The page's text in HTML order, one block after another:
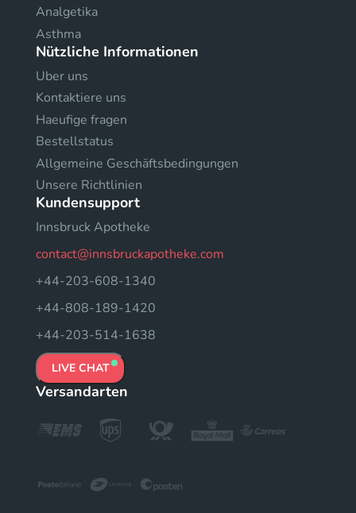
Analgetika
Asthma
Nützliche Informationen
Uber uns
Kontaktiere uns
Haeufige fragen
Bestellstatus
Allgemeine Geschäftsbedingungen
Unsere Richtlinien
Kundensupport
Innsbruck Apotheke
contact@innsbruckapotheke.com
+44-203-608-1340
+44-808-189-1420
+44-203-514-1638
LIVE CHAT
Versandarten